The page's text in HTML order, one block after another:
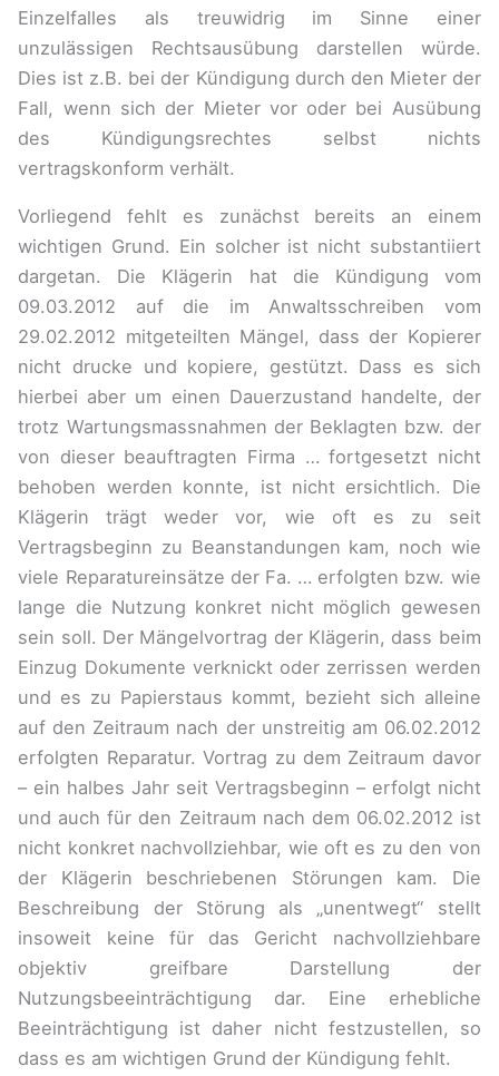
Einzelfalles als treuwidrig im Sinne einer
unzulässigen Rechtsausübung darstellen würde.
Dies ist z.B. bei der Kündigung durch den Mieter der
Fall, wenn sich der Mieter vor oder bei Ausübung
des Kündigungsrechtes selbst nichts
vertragskonform verhält.
Vorliegend fehlt es zunächst bereits an einem
wichtigen Grund. Ein solcher ist nicht substantiiert
dargetan. Die Klägerin hat die Kündigung vom
09.03.2012 auf die im Anwaltsschreiben vom
29.02.2012 mitgeteilten Mängel, dass der Kopierer
nicht drucke und kopiere, gestützt. Dass es sich
hierbei aber um einen Dauerzustand handelte, der
trotz Wartungsmassnahmen der Beklagten bzw. der
von dieser beauftragten Firma … fortgesetzt nicht
behoben werden konnte, ist nicht ersichtlich. Die
Klägerin trägt weder vor, wie oft es zu seit
Vertragsbeginn zu Beanstandungen kam, noch wie
viele Reparatureinsätze der Fa. … erfolgten bzw. wie
lange die Nutzung konkret nicht möglich gewesen
sein soll. Der Mängelvortrag der Klägerin, dass beim
Einzug Dokumente verknickt oder zerrissen werden
und es zu Papierstaus kommt, bezieht sich alleine
auf den Zeitraum nach der unstreitig am 06.02.2012
erfolgten Reparatur. Vortrag zu dem Zeitraum davor
– ein halbes Jahr seit Vertragsbeginn – erfolgt nicht
und auch für den Zeitraum nach dem 06.02.2012 ist
nicht konkret nachvollziehbar, wie oft es zu den von
der Klägerin beschriebenen Störungen kam. Die
Beschreibung der Störung als „unentwegt“ stellt
insoweit keine für das Gericht nachvollziehbare
objektiv greifbare Darstellung der
Nutzungsbeeinträchtigung dar. Eine erhebliche
Beeinträchtigung ist daher nicht festzustellen, so
dass es am wichtigen Grund der Kündigung fehlt.